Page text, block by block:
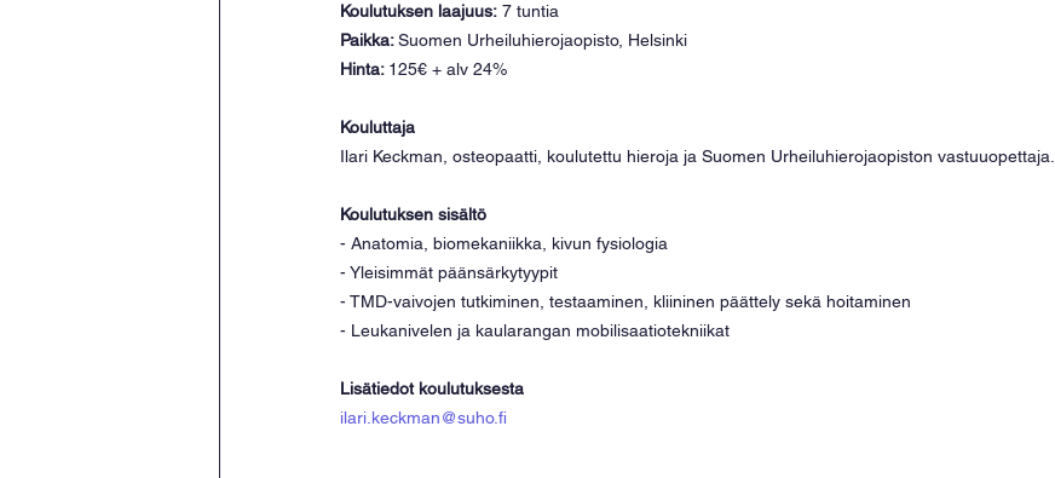
Koulutuksen laajuus: 7 tuntia
Paikka: Suomen Urheiluhierojaopisto, Helsinki
Hinta: 125€ + alv 24%
Kouluttaja
Ilari Keckman, osteopaatti, koulutettu hieroja ja Suomen Urheiluhierojaopiston vastuuopettaja.
Koulutuksen sisältö
- Anatomia, biomekaniikka, kivun fysiologia
- Yleisimmät päänsärkytyypit
- TMD-vaivojen tutkiminen, testaaminen, kliininen päättely sekä hoitaminen
- Leukanivelen ja kaularangan mobilisaatiotekniikat
Lisätiedot koulutuksesta
ilari.keckman@suho.fi